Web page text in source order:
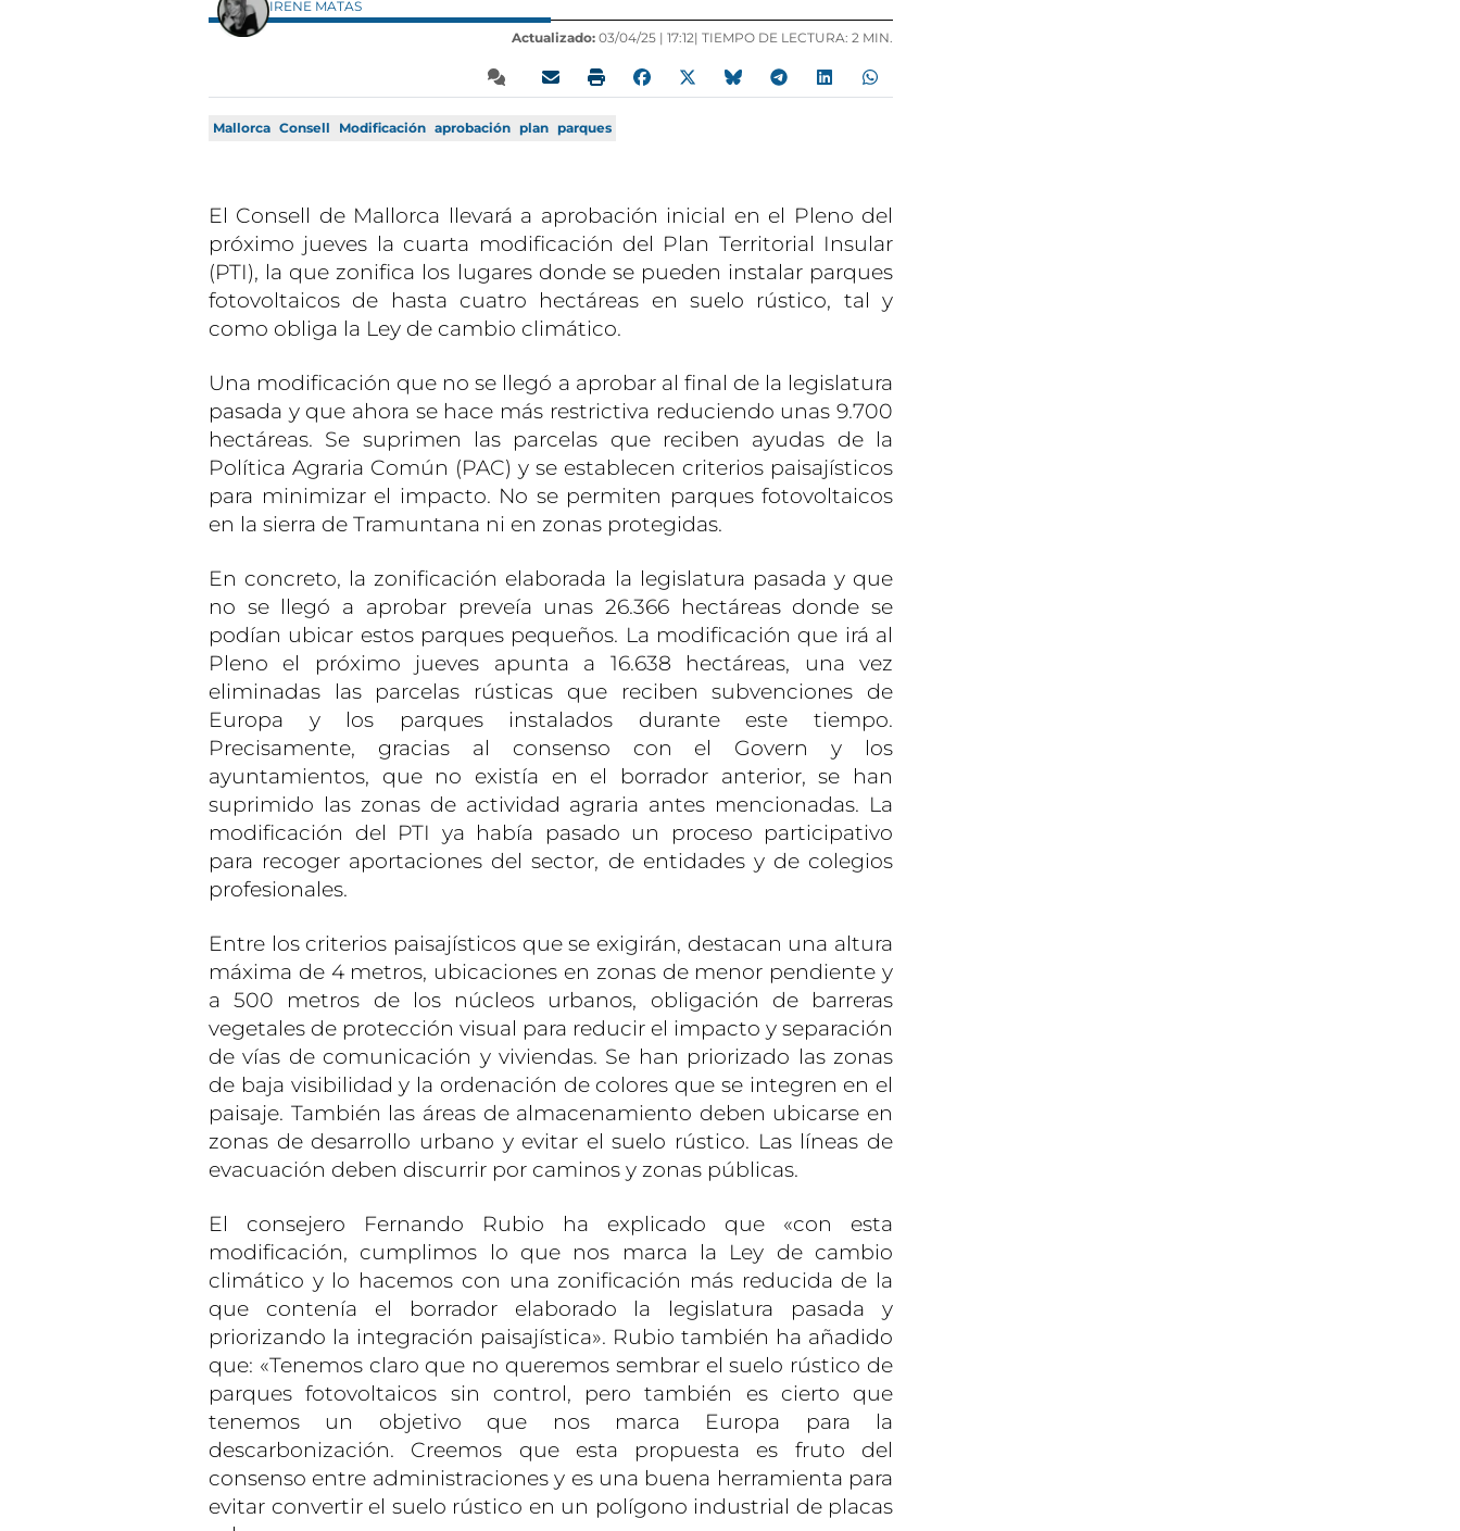
IRENE MATAS
Actualizado: 03/04/25 | 17:12| TIEMPO DE LECTURA: 2 MIN.
Mallorca Consell Modificación aprobación plan parques
El Consell de Mallorca llevará a aprobación inicial en el Pleno del
próximo jueves la cuarta modificación del Plan Territorial Insular
(PTI), la que zonifica los lugares donde se pueden instalar parques
fotovoltaicos de hasta cuatro hectáreas en suelo rústico, tal y
como obliga la Ley de cambio climático.
Una modificación que no se llegó a aprobar al final de la legislatura
pasada y que ahora se hace más restrictiva reduciendo unas 9.700
hectáreas. Se suprimen las parcelas que reciben ayudas de la
Política Agraria Común (PAC) y se establecen criterios paisajísticos
para minimizar el impacto. No se permiten parques fotovoltaicos
en la sierra de Tramuntana ni en zonas protegidas.
En concreto, la zonificación elaborada la legislatura pasada y que
no se llegó a aprobar preveía unas 26.366 hectáreas donde se
podían ubicar estos parques pequeños. La modificación que irá al
Pleno el próximo jueves apunta a 16.638 hectáreas, una vez
eliminadas las parcelas rústicas que reciben subvenciones de
Europa y los parques instalados durante este tiempo.
Precisamente, gracias al consenso con el Govern y los
ayuntamientos, que no existía en el borrador anterior, se han
suprimido las zonas de actividad agraria antes mencionadas. La
modificación del PTI ya había pasado un proceso participativo
para recoger aportaciones del sector, de entidades y de colegios
profesionales.
Entre los criterios paisajísticos que se exigirán, destacan una altura
máxima de 4 metros, ubicaciones en zonas de menor pendiente y
a 500 metros de los núcleos urbanos, obligación de barreras
vegetales de protección visual para reducir el impacto y separación
de vías de comunicación y viviendas. Se han priorizado las zonas
de baja visibilidad y la ordenación de colores que se integren en el
paisaje. También las áreas de almacenamiento deben ubicarse en
zonas de desarrollo urbano y evitar el suelo rústico. Las líneas de
evacuación deben discurrir por caminos y zonas públicas.
El consejero Fernando Rubio ha explicado que «con esta
modificación, cumplimos lo que nos marca la Ley de cambio
climático y lo hacemos con una zonificación más reducida de la
que contenía el borrador elaborado la legislatura pasada y
priorizando la integración paisajística». Rubio también ha añadido
que: «Tenemos claro que no queremos sembrar el suelo rústico de
parques fotovoltaicos sin control, pero también es cierto que
tenemos un objetivo que nos marca Europa para la
descarbonización. Creemos que esta propuesta es fruto del
consenso entre administraciones y es una buena herramienta para
evitar convertir el suelo rústico en un polígono industrial de placas